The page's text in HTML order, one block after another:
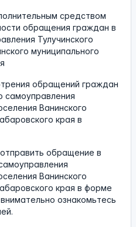
средством
обращения граждан в
Тулучинского
муниципального
обращений граждан
самоуправления
Ванинского
края в
обращение в
Ванинского
края в форме
ознакомьтесь